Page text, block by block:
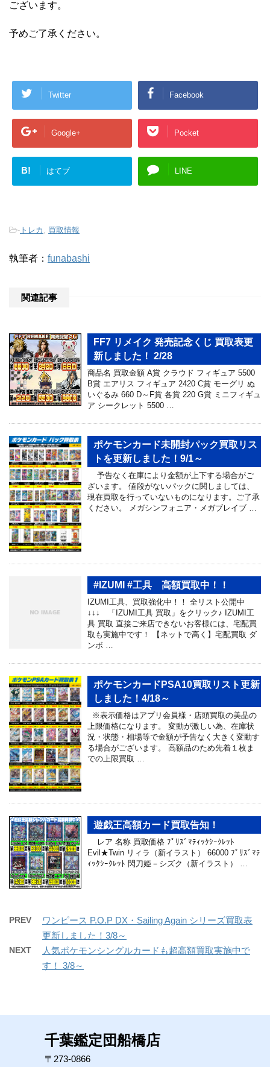
ございます。
予めご了承ください。
Twitter Facebook
Google+ Pocket
B! はてブ LINE
- トレカ 買取情報
執筆者： funabashi
関連記事
FF7 リメイク 発売記念くじ 買取表更
新しました！ 2/28
商品名 買取金額 A賞 クラウド フィギュア 5500
B賞 エアリス フィギュア 2420 C賞 モーグリ ぬ
いぐるみ 660 D～F賞 各賞 220 G賞 ミニフィギュ
ア シークレット 5500 …
ポケモンカード未開封パック買取リス
トを更新しました！9/1～
予告なく在庫により金額が上下する場合がご
ざいます。 値段がないパックに関しましては、
現在買取を行っていないものになります。ご了承
ください。 ‪メガシンフォニア・メガブレイブ …
#IZUMI #工具 高額買取中！！
IZUMI工具、買取強化中！！ 全リスト公開中
↓↓↓ 「IZUMI工具 買取」をクリック♪ IZUMI工
具 買取 直接ご来店できないお客様には、宅配買
取も実施中です！ 【ネットで高く】宅配買取 ダ
ンボ …
ポケモンカードPSA10買取リスト更新
しました！4/18～
※表示価格はアプリ会員様・店頭買取の美品の
上限価格になります。 変動が激しい為、在庫状
況・状態・相場等で金額が予告なく大きく変動す
る場合がございます。 高額品のため先着１枚ま
での上限買取 …
遊戯王高額カード買取告知！
レア 名称 買取価格 ﾌﾟﾘｽﾞﾏﾃｨｯｸｼｰｸﾚｯﾄ
Evil★Twin リィラ（新イラスト） 66000 ﾌﾟﾘｽﾞﾏﾃ
ｨｯｸｼｰｸﾚｯﾄ 閃刀姫－シズク（新イラスト） …
PREV
ワンピース P.O.P DX・Sailing Again シリーズ買取表
更新しました！3/8～
NEXT
人気ポケモンシングルカードも超高額買取実施中で
す！ 3/8～
千葉鑑定団船橋店
〒273-0866